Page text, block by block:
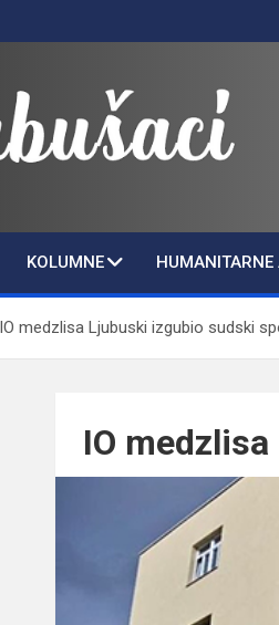
KOLUMNE HUMANITARNE
IO medzlisa Ljubuski izgubio sudski
IO